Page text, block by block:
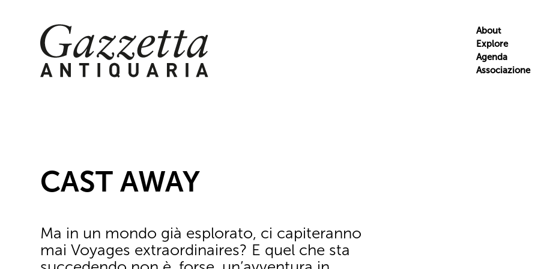
Skip
to
content
About
Explore
Agenda
Associazione
CAST AWAY
Ma in un mondo già esplorato, ci capiteranno
mai Voyages extraordinaires? E quel che sta